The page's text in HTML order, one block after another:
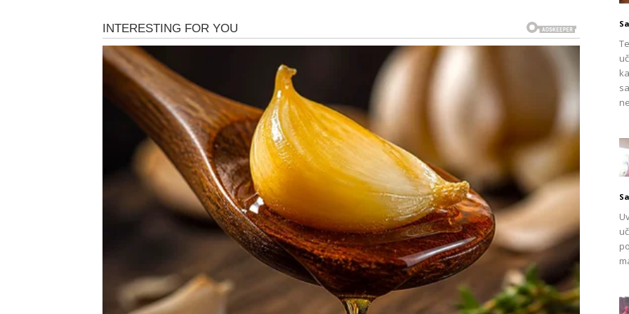
, koji se vekovima koristi, ima moć da čak i najslabijim biljkama da snagu i vitalnost. Njegova
prirodna svojstva pomažu u jačanju korena, otpornosti na bolesti i stvaranju plodova koji rastu zdravije i
Primjena ove tehnike je vrlo jednostavna. Lovor se može dodati suvom u zemlju oko krastavaca ili se
pripremiti čaj od listova kojim se zaliva tlo.
Ovaj prirodni dodatak daje biljkama energiju i nutrijente